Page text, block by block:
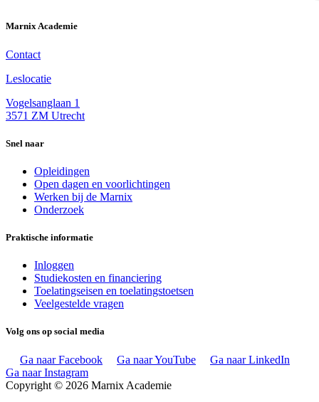
Marnix Academie
Contact
Leslocatie
Vogelsanglaan 1
3571 ZM Utrecht
Snel naar
Opleidingen
Open dagen en voorlichtingen
Werken bij de Marnix
Onderzoek
Praktische informatie
Inloggen
Studiekosten en financiering
Toelatingseisen en toelatingstoetsen
Veelgestelde vragen
Volg ons op social media
Ga naar Facebook Ga naar YouTube
Ga naar LinkedIn
Ga naar Instagram
Copyright © 2026 Marnix Academie